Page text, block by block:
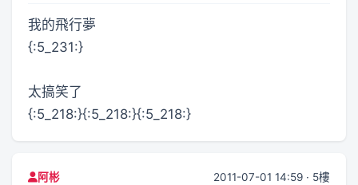
我的飛行夢
{:5_231:}
太搞笑了
{:5_218:}{:5_218:}{:5_218:}
阿彬 2011-07-01 14:59 · 5樓